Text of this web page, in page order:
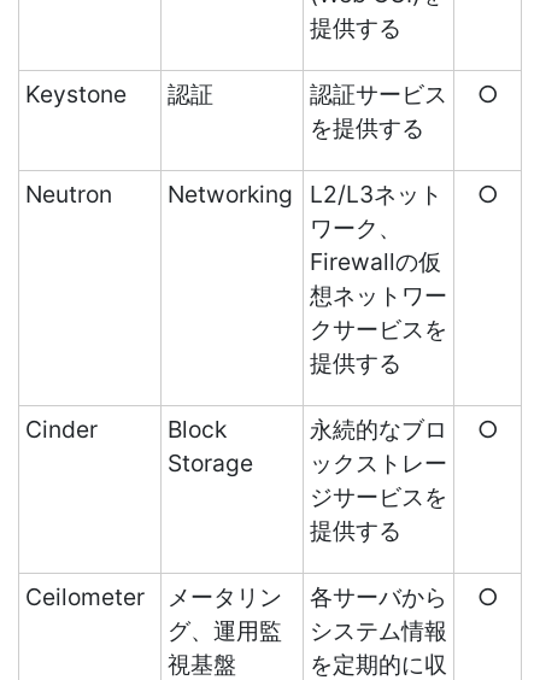
提供する
Keystone 認証
認証サービス
を提供する
○
Neutron Networking
L2/L3ネット
ワーク、
Firewallの仮
想ネットワー
クサービスを
提供する
○
Cinder
Block
Storage
永続的なブロ
ックストレー
ジサービスを
提供する
○
Ceilometer
メータリン
グ、運用監
視基盤
各サーバから
システム情報
を定期的に収
○